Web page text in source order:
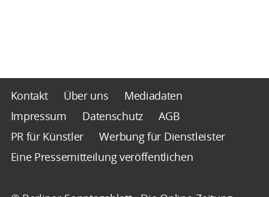
Kontakt Über uns
Mediadaten
Impressum
Datenschutz
AGB
PR für Künstler
Werbung für Dienstleister
Eine Pressemitteilung veröffentlichen